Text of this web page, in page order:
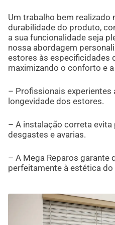
Um trabalho bem realizado
durabilidade do produto,
a sua funcionalidade seja
nossa abordagem
estores às especificidades
maximizando o conforto e
– Profissionais experientes
longevidade dos estores.
– A instalação correta
desgastes e avarias.
– A Mega Reparos garante
perfeitamente à estética do